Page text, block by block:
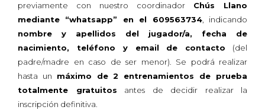
previamente con nuestro coordinador Chús Llano
mediante “whatsapp” en el 609563734, indicando
nombre y apellidos del jugador/a, fecha de
nacimiento, teléfono y email de contacto (del
padre/madre en caso de ser menor). Se podrá realizar
hasta un máximo de 2 entrenamientos de prueba
totalmente gratuitos antes de decidir realizar la
inscripción definitiva.